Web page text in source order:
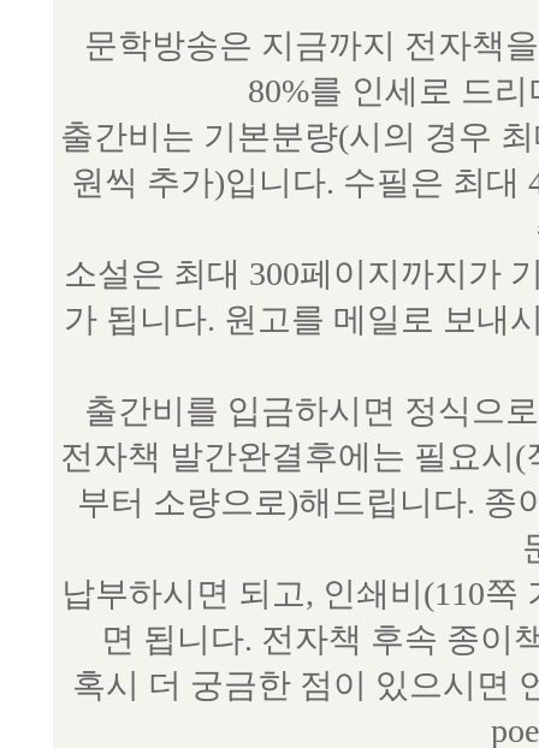
문학방송은 지금까지 전자책
80%를 인세로 드
출간비는 기본분량(시의 경우
원씩 추가)입니다. 수필은 최대
소설은 최대 300페이지까지가
가 됩니다. 원고를 메일로 보내
출간비를 입금하시면 정식으
전자책 발간완결후에는 필요시
부터 소량으로)해드립니다. 종
납부하시면 되고, 인쇄비(110
면 됩니다. 전자책 후속 종이
혹시 더 궁금한 점이 있으시면